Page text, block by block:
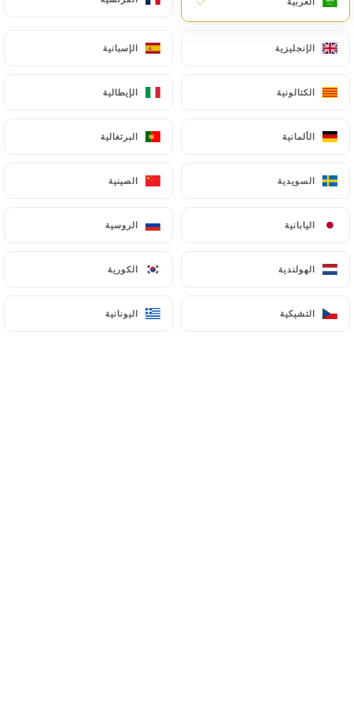
الإنجليزية الإسبانية
الكتالونية الإيطالية
الألمانية البرتغالية
السويدية الصينية
اليابانية الروسية
الهولندية الكورية
التشيكية اليونانية
الإنجليزية الإسبانية
الكتالونية الإيطالية
الألمانية البرتغالية
السويدية الصينية
اليابانية الروسية
الهولندية الكورية
التشيكية اليونانية